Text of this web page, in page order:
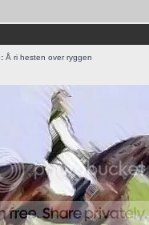
Å ri hesten over ryggen